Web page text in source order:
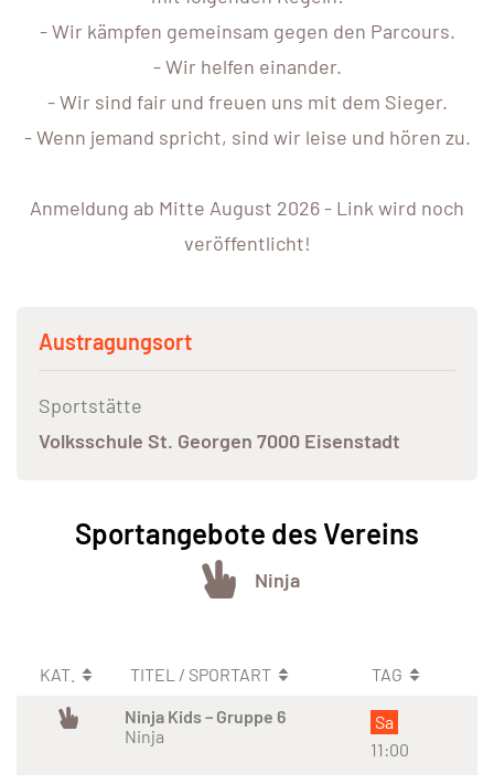
- Wir kämpfen gemeinsam gegen den Parcours.
- Wir helfen einander.
- Wir sind fair und freuen uns mit dem Sieger.
- Wenn jemand spricht, sind wir leise und hören zu.
Anmeldung ab Mitte August 2026 - Link wird noch
veröffentlicht!
Austragungsort
Sportstätte
Volksschule St. Georgen 7000 Eisenstadt
Sportangebote des Vereins
Ninja
KAT. TITEL / SPORTART
TAG
Ninja Kids – Gruppe 6
Ninja
Sa
11:00